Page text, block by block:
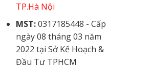
TP.Hà Nội
MST:0317185448 - Cấp
ngày 08 tháng 03 năm
2022 tại Sở Kế Hoạch &
Đầu Tư TPHCM